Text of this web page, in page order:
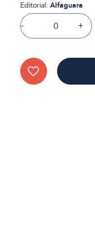
Editorial: Alfaguara
- +